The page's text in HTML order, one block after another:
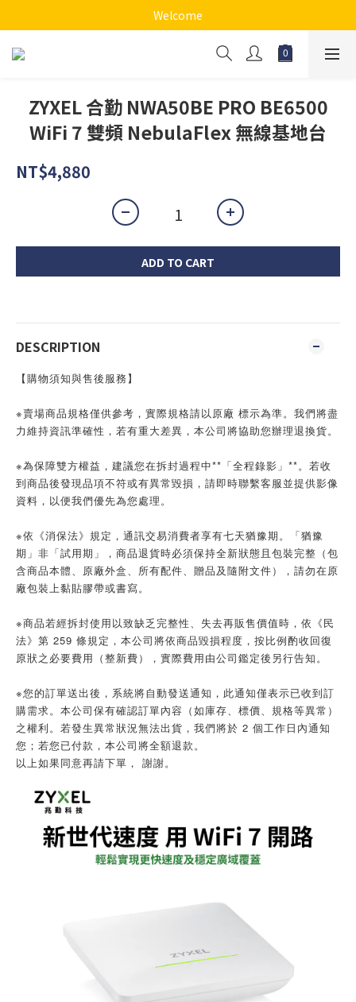
Welcome
ZYXEL 合勤 NWA50BE PRO BE6500
WiFi 7 雙頻 NebulaFlex 無線基地台
NT$4,880
ADD TO CART
DESCRIPTION
【購物須知與售後服務】
※賣場商品規格僅供參考，實際規格請以原廠 標示為準。我們將盡
力維持資訊準確性，若有重大差異，本公司將協助您辦理退換貨。
※為保障雙方權益，建議您在拆封過程中**「全程錄影」**。若收
到商品後發現品項不符或有異常毀損，請即時聯繫客服並提供影像
資料，以便我們優先為您處理。
※依《消保法》規定，通訊交易消費者享有七天猶豫期。「猶豫
期」非「試用期」，商品退貨時必須保持全新狀態且包裝完整（包
含商品本體、原廠外盒、所有配件、贈品及隨附文件），請勿在原
廠包裝上黏貼膠帶或書寫。
※商品若經拆封使用以致缺乏完整性、失去再販售價值時，依《民
法》第 259 條規定，本公司將依商品毀損程度，按比例酌收回復
原狀之必要費用（整新費），實際費用由公司鑑定後另行告知。
※您的訂單送出後，系統將自動發送通知，此通知僅表示已收到訂
購需求。本公司保有確認訂單內容（如庫存、標價、規格等異常）
之權利。若發生異常狀況無法出貨，我們將於 2 個工作日內通知
您；若您已付款，本公司將全額退款。
以上如果同意再請下單， 謝謝。